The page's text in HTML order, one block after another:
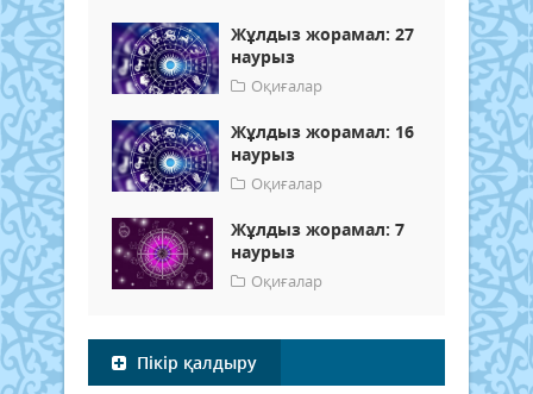
Жұлдыз жорамал: 27
наурыз
Оқиғалар
Жұлдыз жорамал: 16
наурыз
Оқиғалар
Жұлдыз жорамал: 7
наурыз
Оқиғалар
Пікір қалдыру